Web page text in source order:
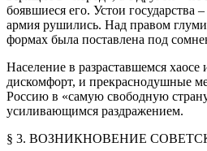
боявшиеся его. Устои государства
армия рушились. Над правом
формах была поставлена под
Население в разраставшемся
дискомфорт, и прекраснодушные
Россию в «самую свободную
усиливающимся раздражением.
§ 3. ВОЗНИКНОВЕНИЕ